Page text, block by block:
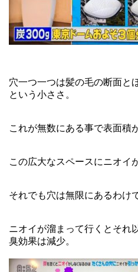
穴一つ一つは髪の毛の断面と
という小ささ。
これが無数にある事で表面積
この広大なスペースにニオイ
それでも穴は無限にあるわけ
ニオイが溜まって行くとそれ
臭効果は減少。